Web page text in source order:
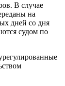
В случае
на
дней со дня
судом по